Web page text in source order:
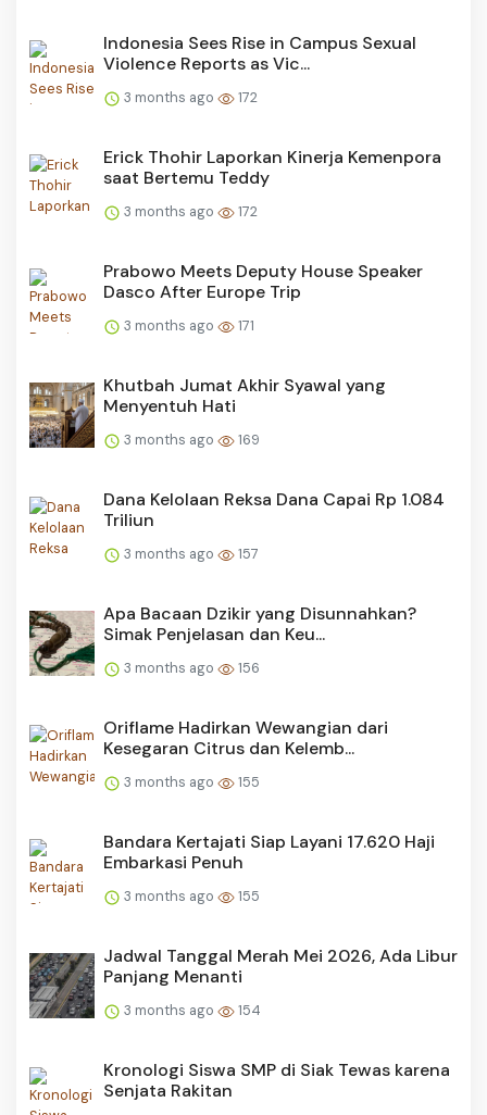
Indonesia Sees Rise in Campus Sexual
Violence Reports as Vic...
3 months ago 172
Erick Thohir Laporkan Kinerja Kemenpora
saat Bertemu Teddy
3 months ago 172
Prabowo Meets Deputy House Speaker
Dasco After Europe Trip
3 months ago 171
Khutbah Jumat Akhir Syawal yang
Menyentuh Hati
3 months ago 169
Dana Kelolaan Reksa Dana Capai Rp 1.084
Triliun
3 months ago 157
Apa Bacaan Dzikir yang Disunnahkan?
Simak Penjelasan dan Keu...
3 months ago 156
Oriflame Hadirkan Wewangian dari
Kesegaran Citrus dan Kelemb...
3 months ago 155
Bandara Kertajati Siap Layani 17.620 Haji
Embarkasi Penuh
3 months ago 155
Jadwal Tanggal Merah Mei 2026, Ada Libur
Panjang Menanti
3 months ago 154
Kronologi Siswa SMP di Siak Tewas karena
Senjata Rakitan